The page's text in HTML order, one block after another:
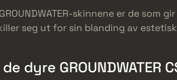
skinnene er de
seg ut for sin blanding av
dyre GROUNDWATER